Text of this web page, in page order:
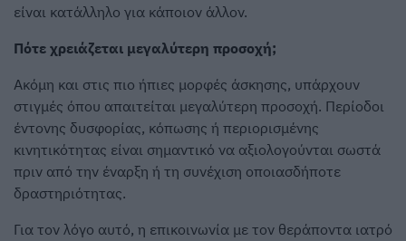
είναι κατάλληλο για κάποιον άλλον.
Πότε χρειάζεται μεγαλύτερη προσοχή;
Ακόμη και στις πιο ήπιες μορφές άσκησης, υπάρχουν
στιγμές όπου απαιτείται μεγαλύτερη προσοχή. Περίοδοι
έντονης δυσφορίας, κόπωσης ή περιορισμένης
κινητικότητας είναι σημαντικό να αξιολογούνται σωστά
πριν από την έναρξη ή τη συνέχιση οποιασδήποτε
δραστηριότητας.
Για τον λόγο αυτό, η επικοινωνία με τον θεράποντα ιατρό